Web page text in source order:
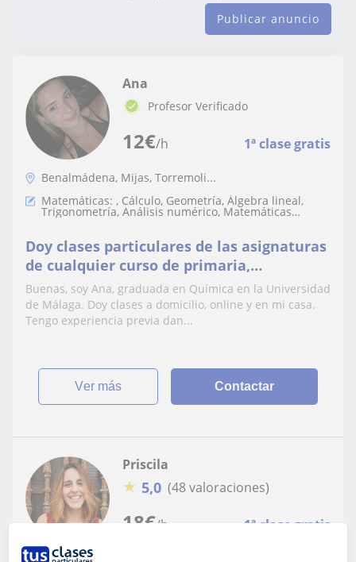
Publicar anuncio
12€/h 1ª clase gratis
Ana
Profesor Verificado
Benalmádena, Mijas, Torremoli...
Matemáticas: , Cálculo, Geometría, Álgebra lineal,
Trigonometría, Análisis numérico, Matemáticas
básicas
Doy clases particulares de las asignaturas
de cualquier curso de primaria,
secundaria y bachillerato (selectividad)
Buenas, soy Ana, graduada en Química en la Universidad
de Málaga. Doy clases a domicilio, online y en mi casa.
Tengo experiencia previa dan...
ver más Contactar
18€/h 1ª clase gratis
Priscila
★ 5,0 (48 valoraciones)
Málaga Ciudad, Alhaurín De La...